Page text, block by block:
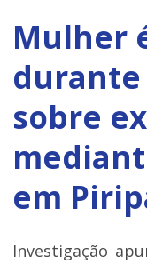
Mulher
durante
sobre
em
Investigação